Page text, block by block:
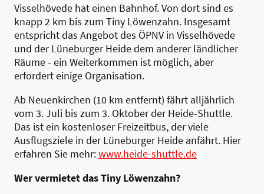
Visselhövede hat einen Bahnhof. Von dort sind es
knapp 2 km bis zum Tiny Löwenzahn. Insgesamt
entspricht das Angebot des ÖPNV in Visselhövede
und der Lüneburger Heide dem anderer ländlicher
Räume - ein Weiterkommen ist möglich, aber
erfordert einige Organisation.
Ab Neuenkirchen (10 km entfernt) fährt alljährlich
vom 3. Juli bis zum 3. Oktober der Heide-Shuttle.
Das ist ein kostenloser Freizeitbus, der viele
Ausflugsziele in der Lüneburger Heide anfährt. Hier
erfahren Sie mehr:www.heide-shuttle.de
Wer vermietet das Tiny Löwenzahn?